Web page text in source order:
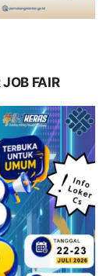
FAIR